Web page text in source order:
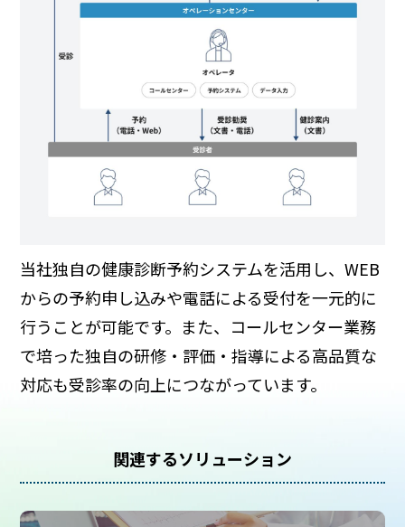
当社独自の健康診断予約システムを活用し、WEB
からの予約申し込みや電話による受付を一元的に
行うことが可能です。また、コールセンター業務
で培った独自の研修・評価・指導による高品質な
対応も受診率の向上につながっています。
関連するソリューション